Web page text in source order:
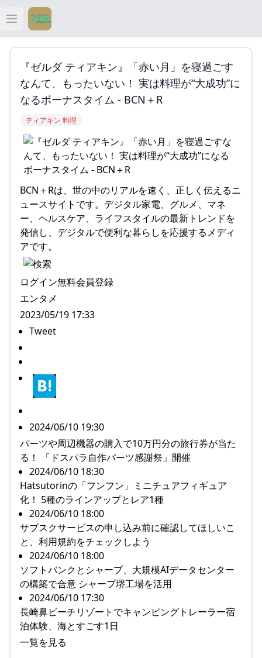
Open main menu
ティアキン
ティアキン 祠
ティアキン 攻略
『ゼルダ ティアキン』「赤い月」を寝過ごす
なんて、もったいない！ 実は料理が“大成功”に
なるボーナスタイム - BCN＋R
ティアキン 料理
BCN＋Rは、世の中のリアルを速く、正しく伝えるニ
ュースサイトです。デジタル家電、グルメ、マネ
ー、ヘルスケア、ライフスタイルの最新トレンドを
発信し、デジタルで便利な暮らしを応援するメディ
アです。
ログイン無料会員登録
エンタメ
2023/05/19 17:33
Tweet
2024/06/10 19:30
パーツや周辺機器の購入で10万円分の旅行券が当た
る！ 「ドスパラ自作パーツ感謝祭」開催
2024/06/10 18:30
Hatsutorinの「フンフン」ミニチュアフィギュア
化！ 5種のラインアップとレア1種
2024/06/10 18:00
サブスクサービスの申し込み前に確認してほしいこ
と、利用規約をチェックしよう
2024/06/10 18:00
ソフトバンクとシャープ、大規模AIデータセンター
の構築で合意 シャープ堺工場を活用
2024/06/10 17:30
長崎鼻ビーチリゾートでキャンピングトレーラー宿
泊体験、海とすごす1日
一覧を見る